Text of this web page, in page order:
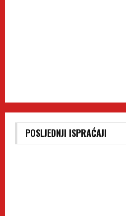
POSLJEDNJI ISPRAĆAJI